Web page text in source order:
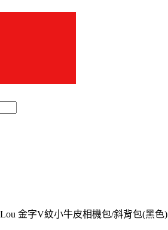
金字V紋小牛皮相機包/斜背包(黑色)